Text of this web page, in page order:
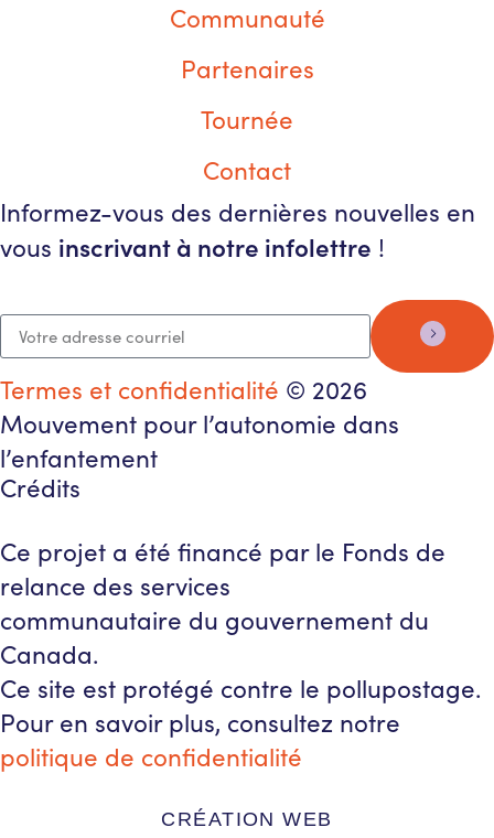
Communauté
Partenaires
Tournée
Contact
Informez-vous des dernières nouvelles en
vous inscrivant à notre infolettre !
Termes et confidentialité © 2026
Mouvement pour l’autonomie dans
l’enfantement
Crédits
Ce projet a été financé par le Fonds de
relance des services
communautaire du gouvernement du
Canada.
Ce site est protégé contre le pollupostage.
Pour en savoir plus, consultez notre
politique de confidentialité
CRÉATION WEB